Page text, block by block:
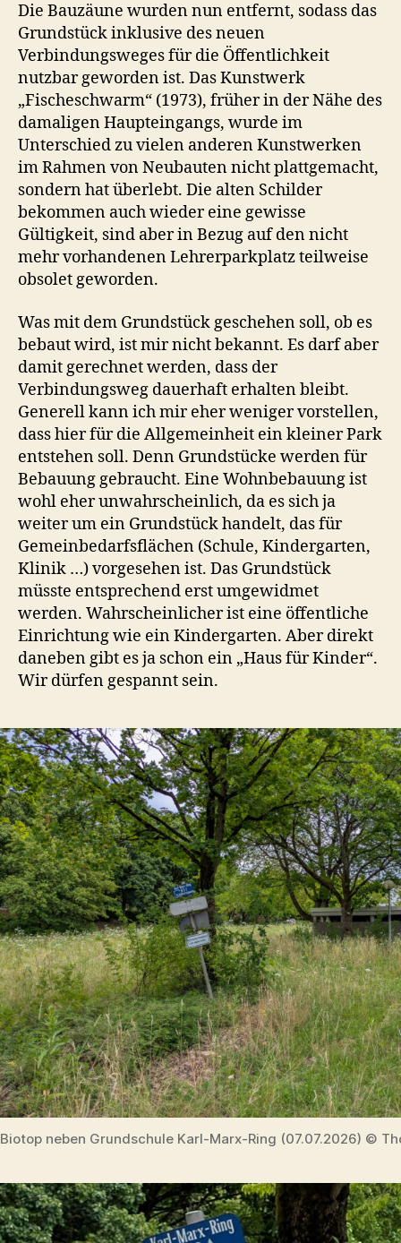
Die Bauzäune wurden nun entfernt, sodass das
Grundstück inklusive des neuen
Verbindungsweges für die Öffentlichkeit
nutzbar geworden ist. Das Kunstwerk
„Fischeschwarm“ (1973), früher in der Nähe des
damaligen Haupteingangs, wurde im
Unterschied zu vielen anderen Kunstwerken
im Rahmen von Neubauten nicht plattgemacht,
sondern hat überlebt. Die alten Schilder
bekommen auch wieder eine gewisse
Gültigkeit, sind aber in Bezug auf den nicht
mehr vorhandenen Lehrerparkplatz teilweise
obsolet geworden.
Was mit dem Grundstück geschehen soll, ob es
bebaut wird, ist mir nicht bekannt. Es darf aber
damit gerechnet werden, dass der
Verbindungsweg dauerhaft erhalten bleibt.
Generell kann ich mir eher weniger vorstellen,
dass hier für die Allgemeinheit ein kleiner Park
entstehen soll. Denn Grundstücke werden für
Bebauung gebraucht. Eine Wohnbebauung ist
wohl eher unwahrscheinlich, da es sich ja
weiter um ein Grundstück handelt, das für
Gemeinbedarfsflächen (Schule, Kindergarten,
Klinik …) vorgesehen ist. Das Grundstück
müsste entsprechend erst umgewidmet
werden. Wahrscheinlicher ist eine öffentliche
Einrichtung wie ein Kindergarten. Aber direkt
daneben gibt es ja schon ein „Haus für Kinder“.
Wir dürfen gespannt sein.
Biotop neben Grundschule Karl-Marx-Ring (07.07.2026) ©